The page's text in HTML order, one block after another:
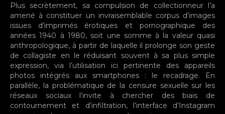
Plus secrètement, sa compulsion de collectionneur l’a
amené à constituer un invraisemblable corpus d’images
issues d’imprimés érotiques et pornographique des
années 1940 à 1980, soit une somme à la valeur quasi
anthropologique, à partir de laquelle il prolonge son geste
de collagiste en le réduisant souvent à sa plus simple
expression, via l’utilisation ici pertinente des appareils
photos intégrés aux smartphones : le recadrage. En
parallèle, la problématique de la censure sexuelle sur les
réseaux sociaux l’invite à chercher des biais de
contournement et d’infiltration, l’interface d’Instagram